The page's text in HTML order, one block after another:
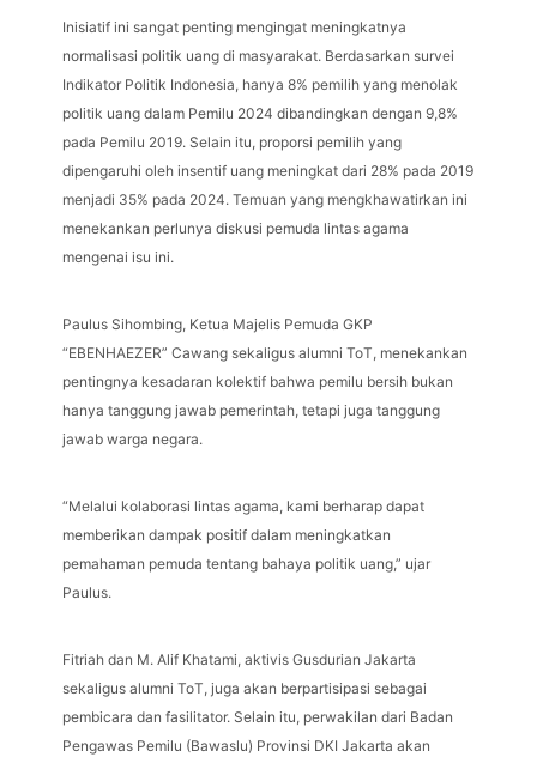
Inisiatif ini sangat penting mengingat meningkatnya
normalisasi politik uang di masyarakat. Berdasarkan survei
Indikator Politik Indonesia, hanya 8% pemilih yang menolak
politik uang dalam Pemilu 2024 dibandingkan dengan 9,8%
pada Pemilu 2019. Selain itu, proporsi pemilih yang
dipengaruhi oleh insentif uang meningkat dari 28% pada 2019
menjadi 35% pada 2024. Temuan yang mengkhawatirkan ini
menekankan perlunya diskusi pemuda lintas agama
mengenai isu ini.
Paulus Sihombing, Ketua Majelis Pemuda GKP
“EBENHAEZER” Cawang sekaligus alumni ToT, menekankan
pentingnya kesadaran kolektif bahwa pemilu bersih bukan
hanya tanggung jawab pemerintah, tetapi juga tanggung
jawab warga negara.
“Melalui kolaborasi lintas agama, kami berharap dapat
memberikan dampak positif dalam meningkatkan
pemahaman pemuda tentang bahaya politik uang,” ujar
Paulus.
Fitriah dan M. Alif Khatami, aktivis Gusdurian Jakarta
sekaligus alumni ToT, juga akan berpartisipasi sebagai
pembicara dan fasilitator. Selain itu, perwakilan dari Badan
Pengawas Pemilu (Bawaslu) Provinsi DKI Jakarta akan